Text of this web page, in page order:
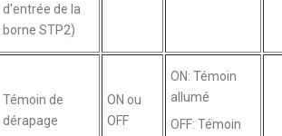
d'entrée de la
borne STP2)
Témoin de
dérapage
ON ou
OFF
ON: Témoin
allumé
OFF: Témoin